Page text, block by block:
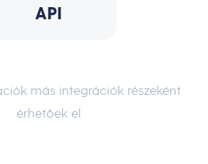
API
más integrációk részeként
érhetőek el